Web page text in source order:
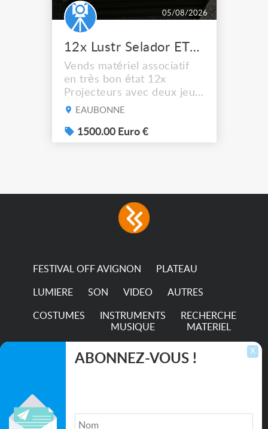
05/08/2026
12x Lustr Selador ETC Led 7x colors filtres
Vends matériel associatif
en très bon état 12x
Projecteurs avec deux jeux
de filtre filtre Lustr Selador
system – seven colour
LEDs providing the
consumption The
permanence of a 50,000-
EAUBONNE
1500.00 Euro €
FESTIVAL OFF AVIGNON PLATEAU
LUMIERE SON VIDEO AUTRES
COSTUMES
INSTRUMENTS
MUSIQUE
RECHERCHE
MATERIEL
TRANSPORTS X
ABONNEZ-VOUS !